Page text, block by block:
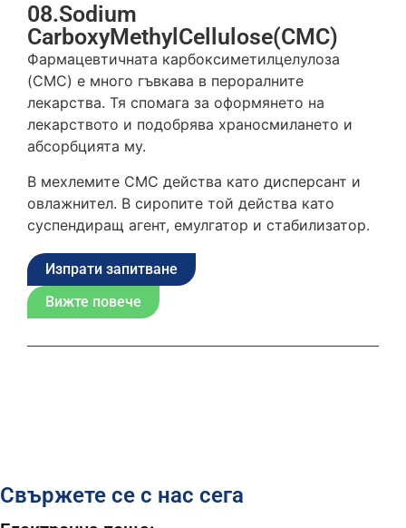
08.Sodium
CarboxyMethylCellulose(CMC)
Фармацевтичната карбоксиметилцелулоза
(CMC) е много гъвкава в пероралните
лекарства. Тя спомага за оформянето на
лекарството и подобрява храносмилането и
абсорбцията му.
В мехлемите CMC действа като дисперсант и
овлажнител. В сиропите той действа като
суспендиращ агент, емулгатор и стабилизатор.
Изпрати запитване
Вижте повече
Свържете се с нас сега